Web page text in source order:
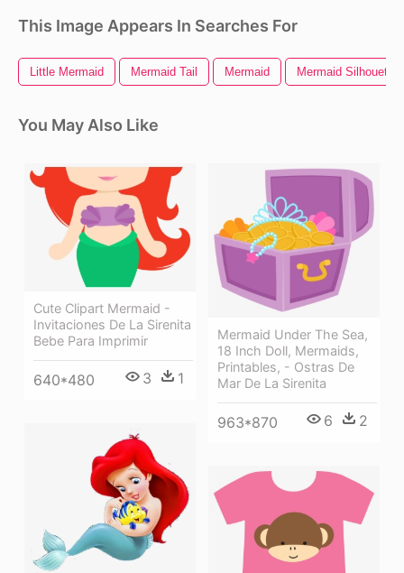
This Image Appears In Searches For
Little Mermaid Mermaid Tail Mermaid Mermaid Silhouette
You May Also Like
Cute Clipart Mermaid -
Invitaciones De La Sirenita
Bebe Para Imprimir
640*480 3 1
Mermaid Under The Sea,
18 Inch Doll, Mermaids,
Printables, - Ostras De
Mar De La Sirenita
963*870 6 2